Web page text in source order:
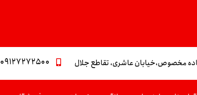
۰۹۱۲۷۲۷۲۵۰۰